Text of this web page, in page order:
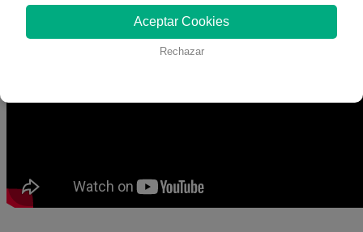
Al notar el gran esfuerzo por parte de Mauri, la popular
debe haber hecho Mauri en su vida. No creo que no
que respondió Mauri entre risas.
Aceptar Cookies
Rechazar